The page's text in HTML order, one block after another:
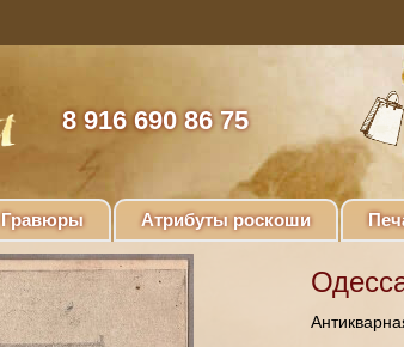
8 916 690 86 75
Гравюры Атрибуты роскоши